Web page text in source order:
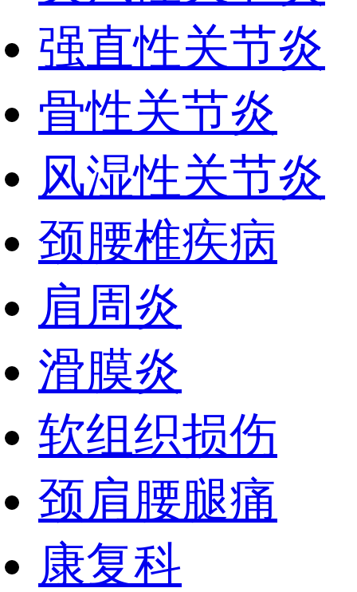
强直性关节炎
骨性关节炎
风湿性关节炎
颈腰椎疾病
肩周炎
滑膜炎
软组织损伤
颈肩腰腿痛
康复科